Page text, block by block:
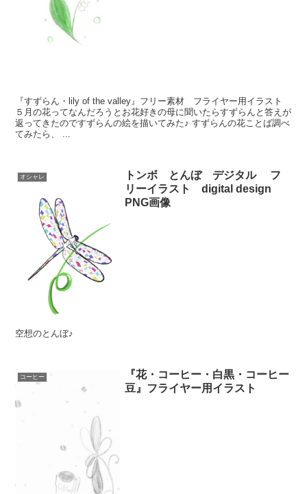
『すずらん・lily of the valley』フリー素材 フライヤー用イラスト
５月の花ってなんだろうとお花好きの母に聞いたらすずらんと答えが
返ってきたのですずらんの絵を描いてみた♪ すずらんの花ことば調べ
てみたら、 ...
オシャレ
トンボ とんぼ デジタル フ
リーイラスト digital design
PNG画像
空想のとんぼ♪
コーヒー
『花・コーヒー・白黒・コーヒー
豆』フライヤー用イラスト